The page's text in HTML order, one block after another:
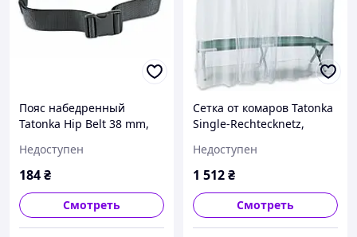
Пояс набедренный
Tatonka Hip Belt 38 mm,
набедренный Tatonka Hip
Belt 38 mm, Black
Недоступен
184₴
Смотреть
Сетка от комаров Tatonka
Single-Rechtecknetz,
White
Недоступен
1 512₴
Смотреть